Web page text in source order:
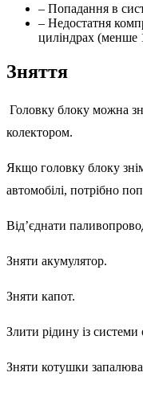
– Попадання в
– Недостатня
циліндрах
Зняття
Головку блоку можна
колектором.
Якщо головку блоку
автомобілі, потрібно
Від’єднати
Зняти акумулятор.
Зняти капот.
Злити рідину із
Зняти котушки